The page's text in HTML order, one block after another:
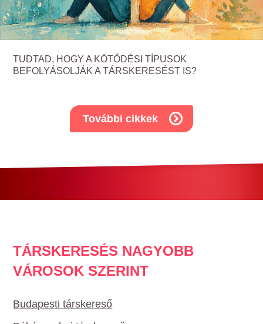
TUDTAD, HOGY A KÖTŐDÉSI TÍPUSOK
BEFOLYÁSOLJÁK A TÁRSKERESÉST IS?
További cikkek
TÁRSKERESÉS NAGYOBB
VÁROSOK SZERINT
Budapesti társkereső